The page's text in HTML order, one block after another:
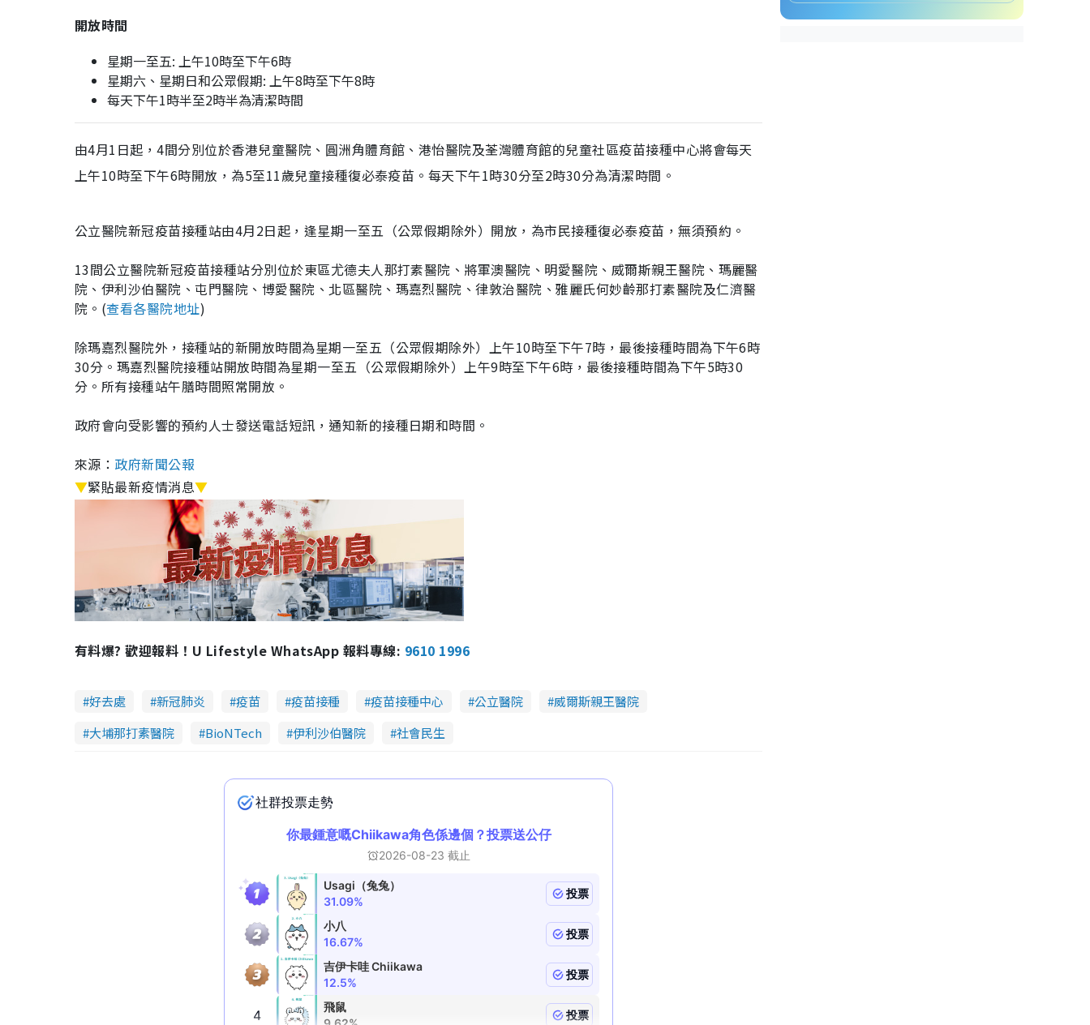
開放時間
星期一至五: 上午10時至下午6時
星期六、星期日和公眾假期: 上午8時至下午8時
每天下午1時半至2時半為清潔時間
由4月1日起，4間分別位於香港兒童醫院、圓洲角體育館、港怡醫院及荃灣體育館的兒童社區疫苗接種中心將會每天
上午10時至下午6時開放，為5至11歲兒童接種復必泰疫苗。每天下午1時30分至2時30分為清潔時間。
公立醫院新冠疫苗接種站由4月2日起，逢星期一至五（公眾假期除外）開放，為市民接種復必泰疫苗，無須預約。
13間公立醫院新冠疫苗接種站分別位於東區尤德夫人那打素醫院、將軍澳醫院、明愛醫院、威爾斯親王醫院、瑪麗醫
院、伊利沙伯醫院、屯門醫院、博愛醫院、北區醫院、瑪嘉烈醫院、律敦治醫院、雅麗氏何妙齡那打素醫院及仁濟醫
院。(查看各醫院地址)
除瑪嘉烈醫院外，接種站的新開放時間為星期一至五（公眾假期除外）上午10時至下午7時，最後接種時間為下午6時
30分。瑪嘉烈醫院接種站開放時間為星期一至五（公眾假期除外）上午9時至下午6時，最後接種時間為下午5時30
分。所有接種站午膳時間照常開放。
政府會向受影響的預約人士發送電話短訊，通知新的接種日期和時間。
來源： 政府新聞公報
▼緊貼最新疫情消息▼
有料爆? 歡迎報料！U Lifestyle WhatsApp 報料專線: 9610 1996
好去處 新冠肺炎 疫苗 疫苗接種 疫苗接種中心 公立醫院
威爾斯親王醫院
大埔那打素醫院
BioNTech 伊利沙伯醫院 社會民生